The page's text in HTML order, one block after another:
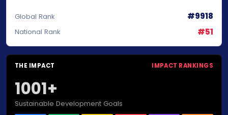
Global Rank #9918
National Rank #51
THE IMPACT IMPACT RANKINGS
1001+
Sustainable Development Goals